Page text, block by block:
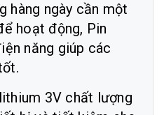
hàng ngày cần một
hoạt động, Pin
năng giúp các
3V chất lượng